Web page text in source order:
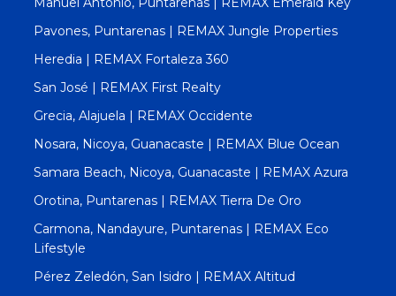
Pavones, Puntarenas | REMAX Jungle Properties
Heredia | REMAX Fortaleza 360
San José | REMAX First Realty
Grecia, Alajuela | REMAX Occidente
Nosara, Nicoya, Guanacaste | REMAX Blue Ocean
Samara Beach, Nicoya, Guanacaste | REMAX Azura
Orotina, Puntarenas | REMAX Tierra De Oro
Carmona, Nandayure, Puntarenas | REMAX Eco
Lifestyle
Pérez Zeledón, San Isidro | REMAX Altitud